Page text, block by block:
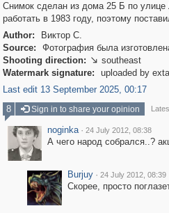
Снимок сделан из дома 25 Б по
работать в 1983 году, поэтому
Author:
Виктор С.
Source:
Фотография была
Shooting direction:  southeast
Watermark signature:
uploaded by
Last edit 13 September 2025, 00:17
8
Sign in to share your opinion
noginka · 24 July 2012, 08:38
А чего народ собрался..?
Burjuy · 24 July 2012, 08:39
Скорее, просто